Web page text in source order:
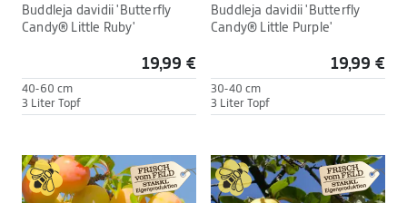
Buddleja davidii 'Butterfly
Candy® Little Ruby'
19,99 €
40-60 cm
3 Liter Topf
Buddleja davidii 'Butterfly
Candy® Little Purple'
19,99 €
30-40 cm
3 Liter Topf